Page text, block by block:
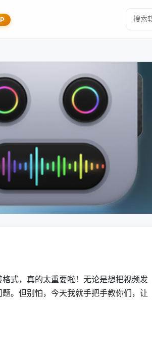
式，真的太重要啦！无论是想把视频发
。但别怕，今天我就手把手教你们，让